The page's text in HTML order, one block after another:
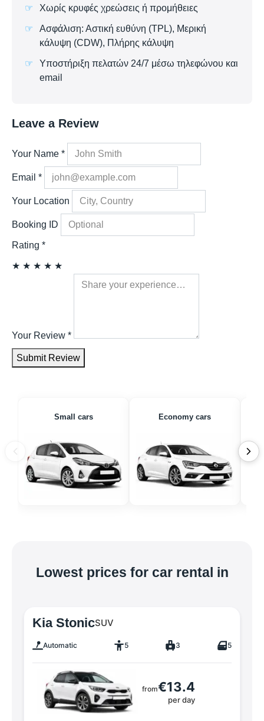
Χωρίς κρυφές χρεώσεις ή προμήθειες
Ασφάλιση: Αστική ευθύνη (TPL), Μερική
κάλυψη (CDW), Πλήρης κάλυψη
Υποστήριξη πελατών 24/7 μέσω τηλεφώνου και
email
Leave a Review
Your Name *
Email *
Your Location
Booking ID
Rating *
★ ★ ★ ★ ★
Your Review *
Submit Review
Small cars Economy cars
Lowest prices for car rental in
Kia StonicSUV
Automatic 5 3 5
from€13.4
per day